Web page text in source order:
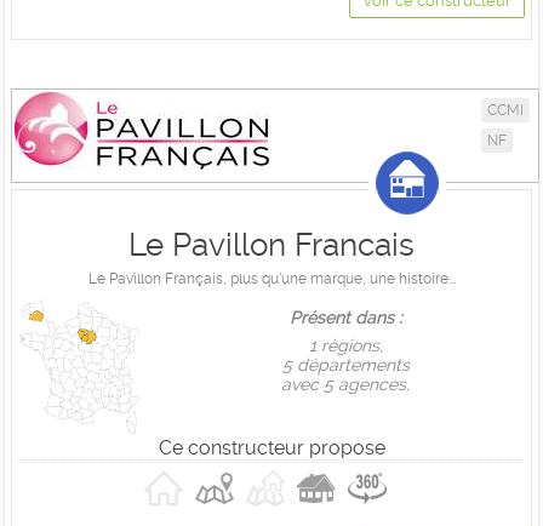
CCMI
NF
Le Pavillon Francais
Le Pavillon Français, plus qu'une marque, une histoire...
Présent dans :
1 règions,
5 départements
avec 5 agences.
Ce constructeur propose